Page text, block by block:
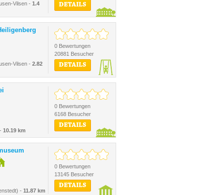
Vilsen - 1.4
DETAILS
Vilsen - 2.82
0 Bewertungen
20881 Besucher
DETAILS
10.19 km
0 Bewertungen
6168 Besucher
DETAILS
- 11.87 km
0 Bewertungen
13145 Besucher
DETAILS